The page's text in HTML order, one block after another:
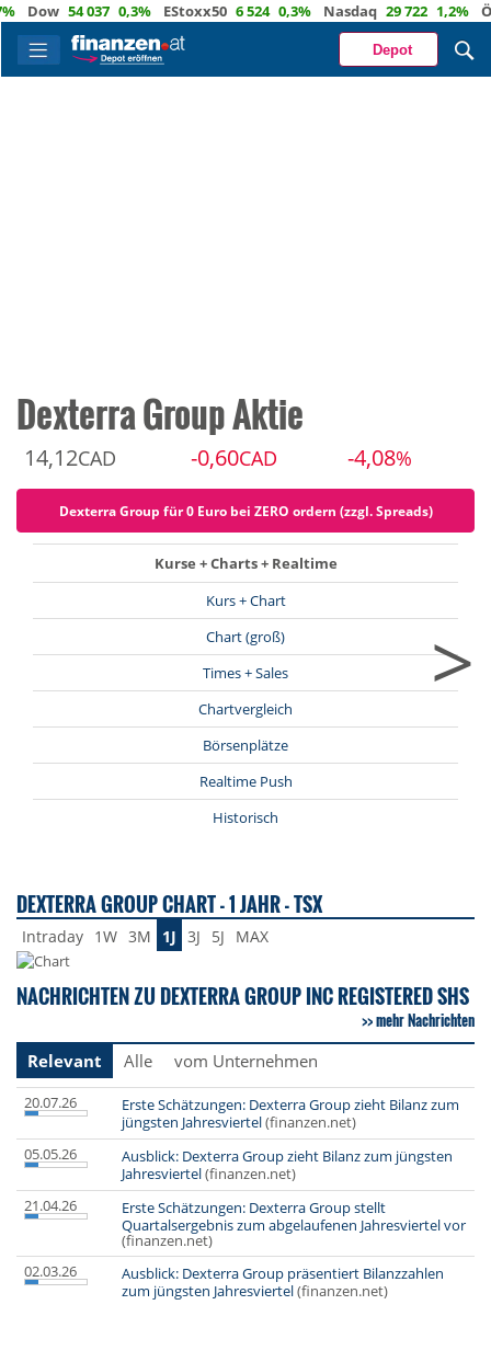
54 037 0,3% EStoxx50 6 524 0,3% Nasdaq 29 722 1,2% Öl
Depot
Dexterra Group Aktie
14,12CAD -0,60CAD -4,08%
Dexterra Group für 0 Euro bei ZERO ordern (zzgl. Spreads)
Kurse + Charts + Realtime
Kurs + Chart
Chart (groß)
Times + Sales
Chartvergleich
Börsenplätze
Realtime Push
Historisch
>
DEXTERRA GROUP CHART - 1 JAHR - TSX
Intraday 1W 3M 1J 3J 5J MAX
NACHRICHTEN ZU DEXTERRA GROUP INC REGISTERED SHS
mehr Nachrichten
Relevant
Alle vom Unternehmen
20.07.26
Erste Schätzungen: Dexterra Group zieht Bilanz zum
jüngsten Jahresviertel(finanzen.net)
05.05.26
Ausblick: Dexterra Group zieht Bilanz zum jüngsten
Jahresviertel(finanzen.net)
21.04.26
Erste Schätzungen: Dexterra Group stellt
Quartalsergebnis zum abgelaufenen Jahresviertel vor
(finanzen.net)
02.03.26
Ausblick: Dexterra Group präsentiert Bilanzzahlen
zum jüngsten Jahresviertel(finanzen.net)